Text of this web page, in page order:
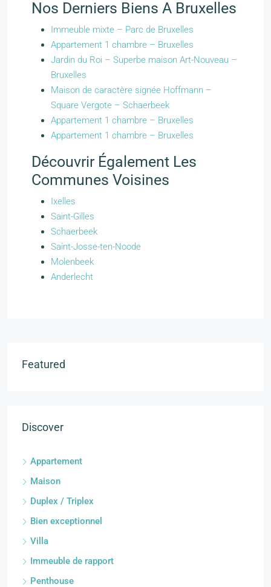
Nos Derniers Biens A Bruxelles
Immeuble mixte – Parc de Bruxelles
Appartement 1 chambre – Bruxelles
Jardin du Roi – Superbe maison Art-Nouveau –
Bruxelles
Maison de caractère signée Hoffmann –
Square Vergote – Schaerbeek
Appartement 1 chambre – Bruxelles
Appartement 1 chambre – Bruxelles
Découvrir Également Les
Communes Voisines
Ixelles
Saint-Gilles
Schaerbeek
Saint-Josse-ten-Noode
Molenbeek
Anderlecht
Featured
Discover
Appartement
Maison
Duplex / Triplex
Bien exceptionnel
Villa
Immeuble de rapport
Penthouse